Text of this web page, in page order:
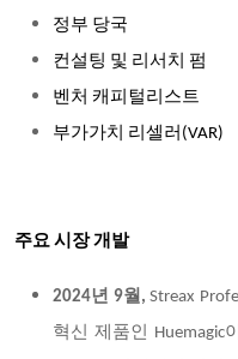
정부 당국
컨설팅 및 리서치 펌
벤처 캐피털리스트
부가가치 리셀러(VAR)
주요 시장 개발
2024년 9월,Streax
혁신 제품인